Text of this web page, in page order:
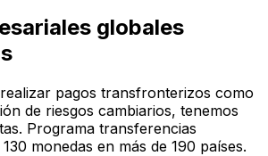
globales
pagos transfronterizos como
de riesgos cambiarios, tenemos
Programa transferencias
monedas en más de 190 países.